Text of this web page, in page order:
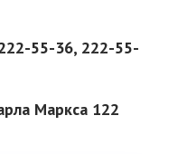
55-36, 222-55-
Маркса 122